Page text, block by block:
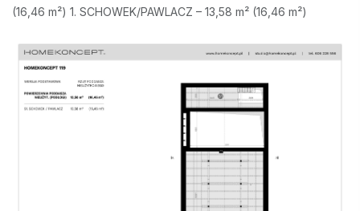
(16,46 m²) 1. SCHOWEK/PAWLACZ – 13,58 m² (16,46 m²)